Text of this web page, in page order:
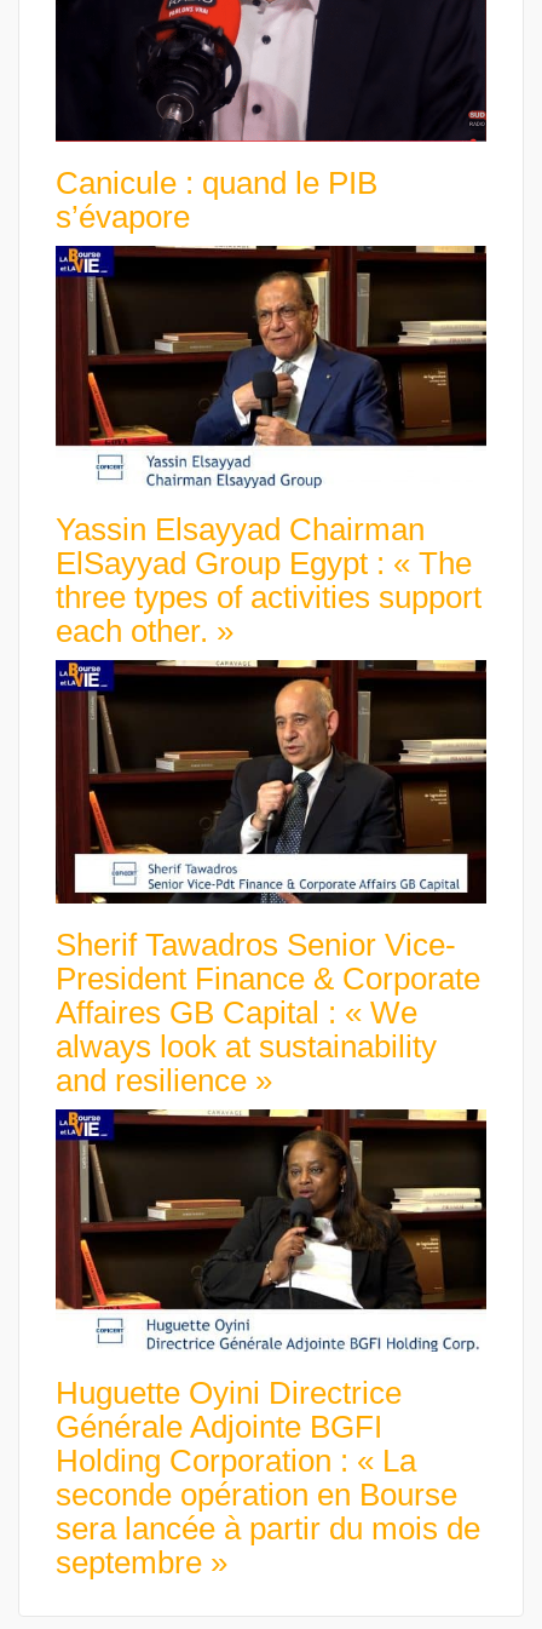
Canicule : quand le PIB
s’évapore
Yassin Elsayyad Chairman
ElSayyad Group Egypt : « The
three types of activities support
each other. »
Sherif Tawadros Senior Vice-
President Finance & Corporate
Affaires GB Capital : « We
always look at sustainability
and resilience »
Huguette Oyini Directrice
Générale Adjointe BGFI
Holding Corporation : « La
seconde opération en Bourse
sera lancée à partir du mois de
septembre »